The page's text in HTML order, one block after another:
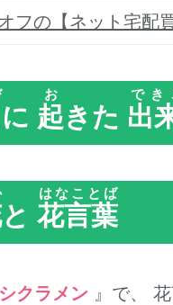
フの【ネット宅配
に 起
お
きた 出
でき
と 花言葉
はなことば
シクラメン 』で、